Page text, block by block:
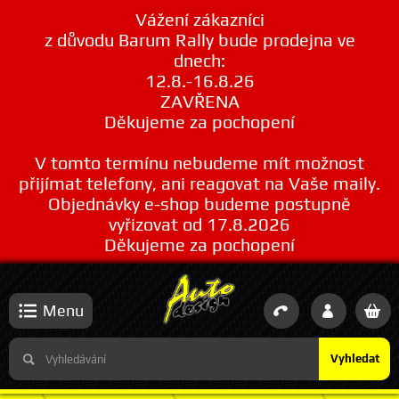
Vážení zákazníci
z důvodu Barum Rally bude prodejna ve
dnech:
12.8.-16.8.26
ZAVŘENA
Děkujeme za pochopení
V tomto termínu nebudeme mít možnost
přijímat telefony, ani reagovat na Vaše maily.
Objednávky e-shop budeme postupně
vyřizovat od 17.8.2026
Děkujeme za pochopení
Vyhledat
Menu